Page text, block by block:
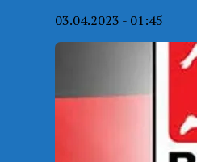
03.04.2023 - 01:45